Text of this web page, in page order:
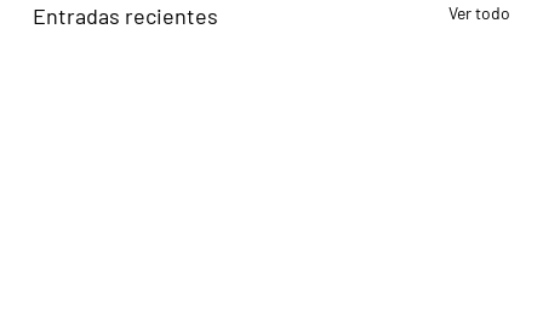
Entradas recientes Ver todo